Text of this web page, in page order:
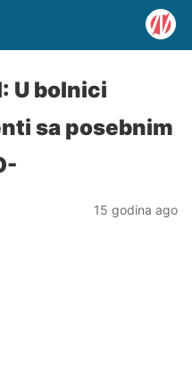
U bolnici
sa posebnim
15 godina ago